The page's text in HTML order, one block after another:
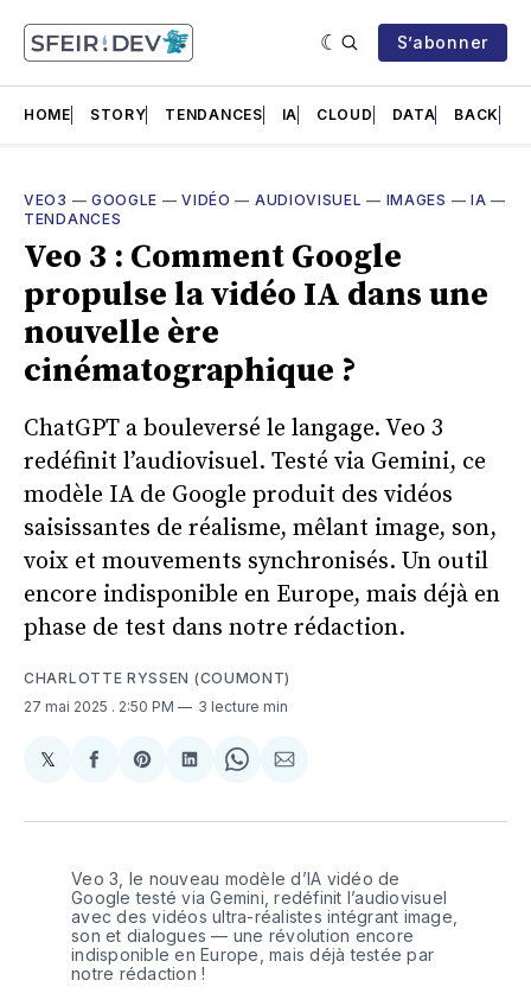
S’abonner
HOME STORY TENDANCES IA CLOUD DATA BACK
VEO3 — GOOGLE —VIDÉO — AUDIOVISUEL — IMAGES — IA —
TENDANCES
Veo 3 : Comment Google
propulse la vidéo IA dans une
nouvelle ère
cinématographique ?
ChatGPT a bouleversé le langage. Veo 3
redéfinit l’audiovisuel. Testé via Gemini, ce
modèle IA de Google produit des vidéos
saisissantes de réalisme, mêlant image, son,
voix et mouvements synchronisés. Un outil
encore indisponible en Europe, mais déjà en
phase de test dans notre rédaction.
CHARLOTTE RYSSEN (COUMONT)
27 mai 2025 . 2:50 PM 3 lecture min
𝕏Share
X
Partager
Facebook
Share
Pinterest
Partager
LinkedIn
Share
WhatsApp
Partager
Courriel
Veo 3, le nouveau modèle d’IA vidéo de
Google testé via Gemini, redéfinit l’audiovisuel
avec des vidéos ultra-réalistes intégrant image,
son et dialogues — une révolution encore
indisponible en Europe, mais déjà testée par
notre rédaction !